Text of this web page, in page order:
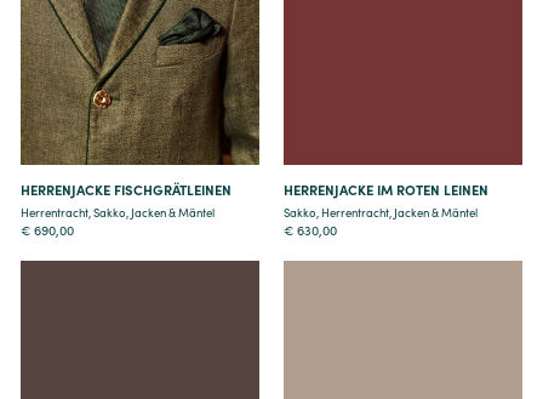
Details
HERRENJACKE FISCHGRÄTLEINEN
Herrentracht,Sakko, Jacken & Mäntel
€690,00
HERRENJACKE IM ROTEN LEINEN
Sakko, Herrentracht, Jacken & Mäntel
€ 630,00